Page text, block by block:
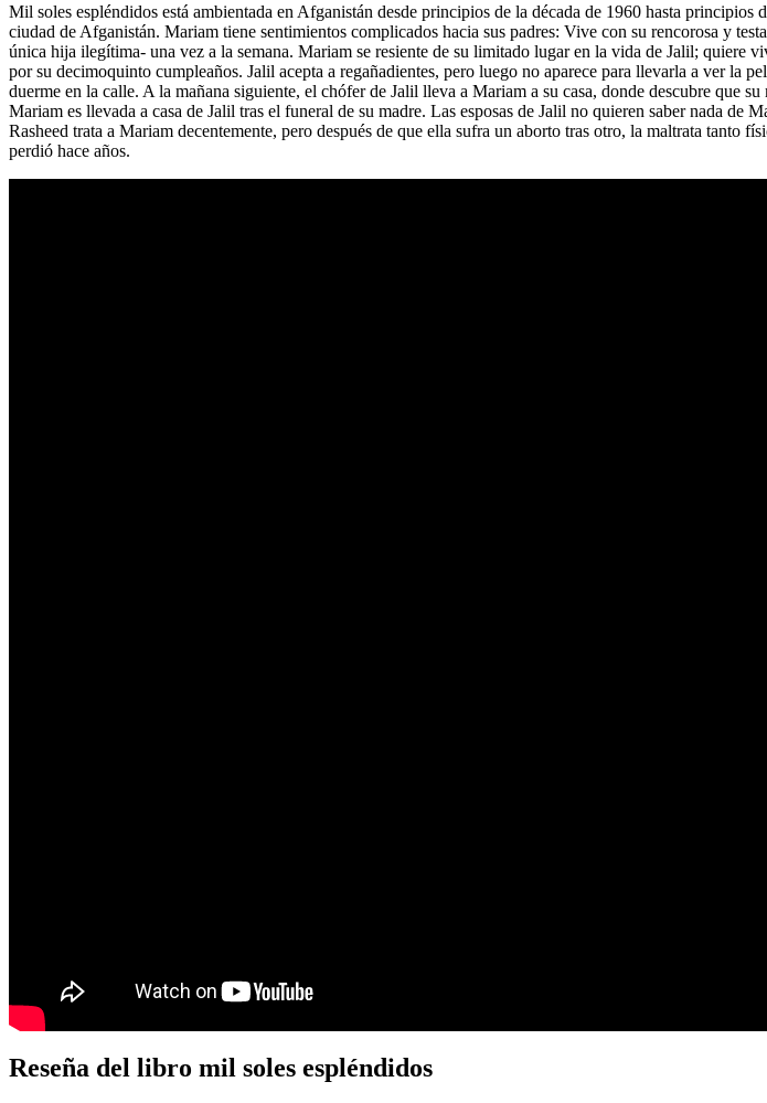
Mil soles espléndidos está ambientada en Afganistán desde principios de la década de 1960 hasta
ciudad de Afganistán. Mariam tiene sentimientos complicados hacia sus padres: Vive con su rencorosa y
única hija ilegítima- una vez a la semana. Mariam se resiente de su limitado lugar en la vida de Jalil; quiere
por su decimoquinto cumpleaños. Jalil acepta a regañadientes, pero luego no aparece para llevarla a ver la
duerme en la calle. A la mañana siguiente, el chófer de Jalil lleva a Mariam a su casa, donde descubre que su
Mariam es llevada a casa de Jalil tras el funeral de su madre. Las esposas de Jalil no quieren saber nada
Rasheed trata a Mariam decentemente, pero después de que ella sufra un aborto tras otro, la maltrata
perdió hace años.
Reseña del libro mil soles espléndidos